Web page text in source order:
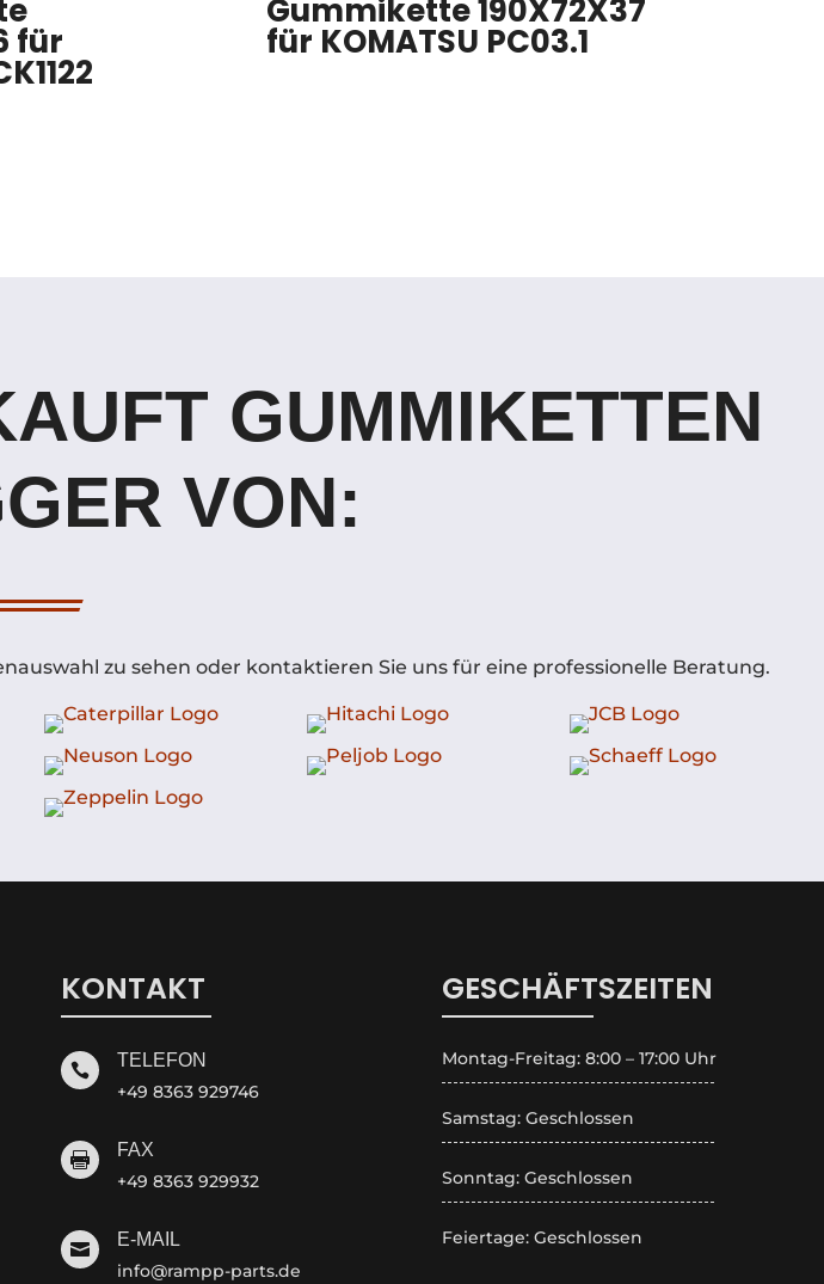
für
Gummikette 190X72X37
für KOMATSU PC03.1
GUMMIKETTEN
VON:
zu sehen oder kontaktieren Sie uns für eine professionelle Beratung.
KONTAKT
 TELEFON
+49 8363 929746
 FAX
+49 8363 929932
 E-MAIL
info@rampp-parts.de
GESCHÄFTSZEITEN
Montag-Freitag: 8:00 – 17:00 Uhr
Samstag: Geschlossen
Sonntag: Geschlossen
Feiertage: Geschlossen